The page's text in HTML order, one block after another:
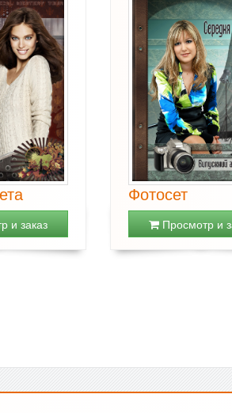
и заказ
Фотосет
Просмотр и